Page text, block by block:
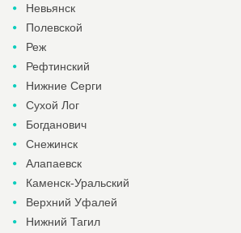
Невьянск
Полевской
Реж
Рефтинский
Нижние Серги
Сухой Лог
Богданович
Снежинск
Алапаевск
Каменск-Уральский
Верхний Уфалей
Нижний Тагил